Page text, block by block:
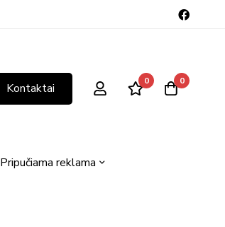
Kontaktai 0 0
Pripučiama reklama